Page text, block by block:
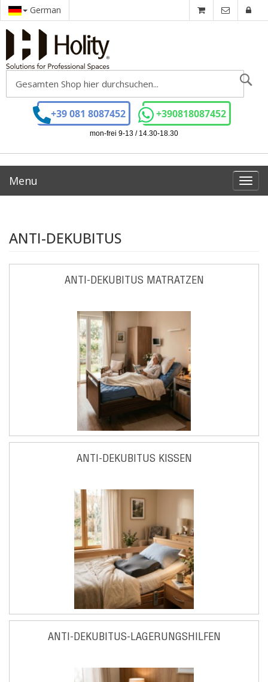
German
+39 081 8087452 +390818087452
mon-frei 9-13 / 14.30-18.30
Menu
ANTI-DEKUBITUS
ANTI-DEKUBITUS MATRATZEN
ANTI-DEKUBITUS KISSEN
ANTI-DEKUBITUS-LAGERUNGSHILFEN